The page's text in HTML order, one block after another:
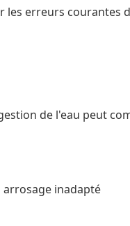
les erreurs courantes
de l'eau peut
arrosage inadapté